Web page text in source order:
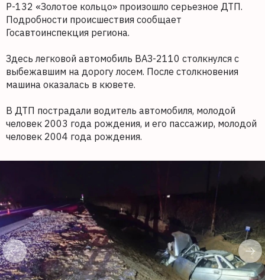
Р-132 «Золотое кольцо» произошло серьезное ДТП.
Подробности происшествия сообщает
Госавтоинспекция региона.
Здесь легковой автомобиль ВАЗ-2110 столкнулся с
выбежавшим на дорогу лосем. После столкновения
машина оказалась в кювете.
В ДТП пострадали водитель автомобиля, молодой
человек 2003 года рождения, и его пассажир, молодой
человек 2004 года рождения.